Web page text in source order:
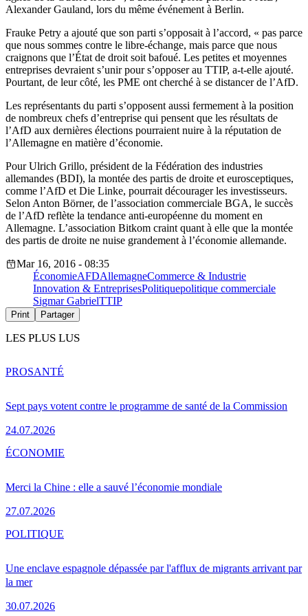
Alexander Gauland, lors du même événement à Berlin.
Frauke Petry a ajouté que son parti s’opposait à l’accord, « pas parce
que nous sommes contre le libre-échange, mais parce que nous
craignons que l’État de droit soit bafoué. Les petites et moyennes
entreprises devraient s’unir pour s’opposer au TTIP, a-t-elle ajouté.
Pourtant, de leur côté, les PME ont cherché à se distancer de l’AfD.
Les représentants du parti s’opposent aussi fermement à la position
de nombreux chefs d’entreprise qui pensent que les résultats de
l’AfD aux dernières élections pourraient nuire à la réputation de
l’Allemagne en matière d’économie.
Pour Ulrich Grillo, président de la Fédération des industries
allemandes (BDI), la montée des partis de droite et eurosceptiques,
comme l’AfD et Die Linke, pourrait décourager les investisseurs.
Selon Anton Börner, de l’association commerciale BGA, le succès
de l’AfD reflète la tendance anti-européenne du moment en
Allemagne. L’association Bitkom craint quant à elle que la montée
des partis de droite ne nuise grandement à l’économie allemande.
Mar 16, 2016 - 08:35
ÉconomieAFDAllemagneCommerce & Industrie
Innovation & EntreprisesPolitiquepolitique commerciale
Sigmar GabrielTTIP
Print Partager
LES PLUS LUS
Sept pays votent contre le programme de santé de la Commission
24.07.2026
PROSANTÉ
Merci la Chine : elle a sauvé l’économie mondiale
27.07.2026
ÉCONOMIE
Une enclave espagnole dépassée par l'afflux de migrants arrivant par
la mer
30.07.2026
POLITIQUE